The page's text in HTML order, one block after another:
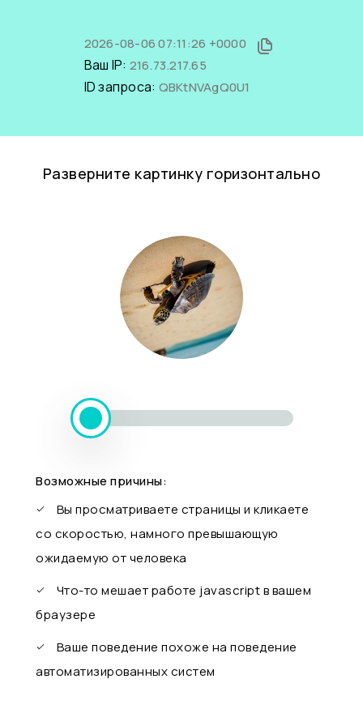
2026-08-06 07:11:26 +0000
Ваш IP: 216.73.217.65
ID запроса: QBKtNVAgQ0U1
Разверните картинку горизонтально
Возможные причины:
Вы просматриваете страницы и кликаете
со скоростью, намного превышающую
ожидаемую от человека
Что-то мешает работе javascript в вашем
браузере
Ваше поведение похоже на поведение
автоматизированных систем